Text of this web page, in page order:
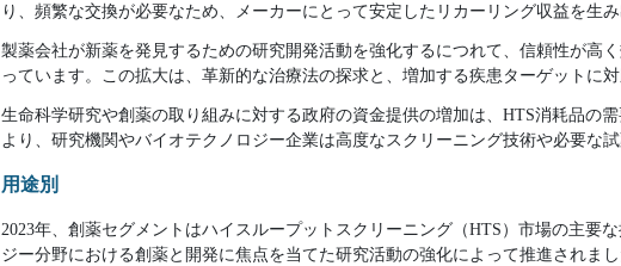
り、頻繁な交換が必要なため、メーカーにとって安定したリカーリング収益を生み
製薬会社が新薬を発見するための研究開発活動を強化するにつれて、信頼性が高
っています。この拡大は、革新的な治療法の探求と、増加する疾患ターゲットに
生命科学研究や創薬の取り組みに対する政府の資金提供の増加は、HTS消耗品の
より、研究機関やバイオテクノロジー企業は高度なスクリーニング技術や必要な
用途別
2023年、創薬セグメントはハイスループットスクリーニング（HTS）市場の主要
ジー分野における創薬と開発に焦点を当てた研究活動の強化によって推進されま